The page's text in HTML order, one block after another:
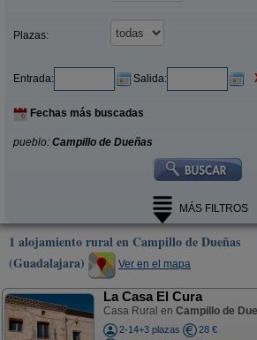
Plazas:
Entrada: Salida:
Fechas más buscadas
pueblo: Campillo de Dueñas
MÁS FILTROS
1 alojamiento rural en Campillo de Dueñas
(Guadalajara)
Ver en el mapa
La Casa El Cura
Casa Rural en Campillo de
2-14+3 plazas
28 €